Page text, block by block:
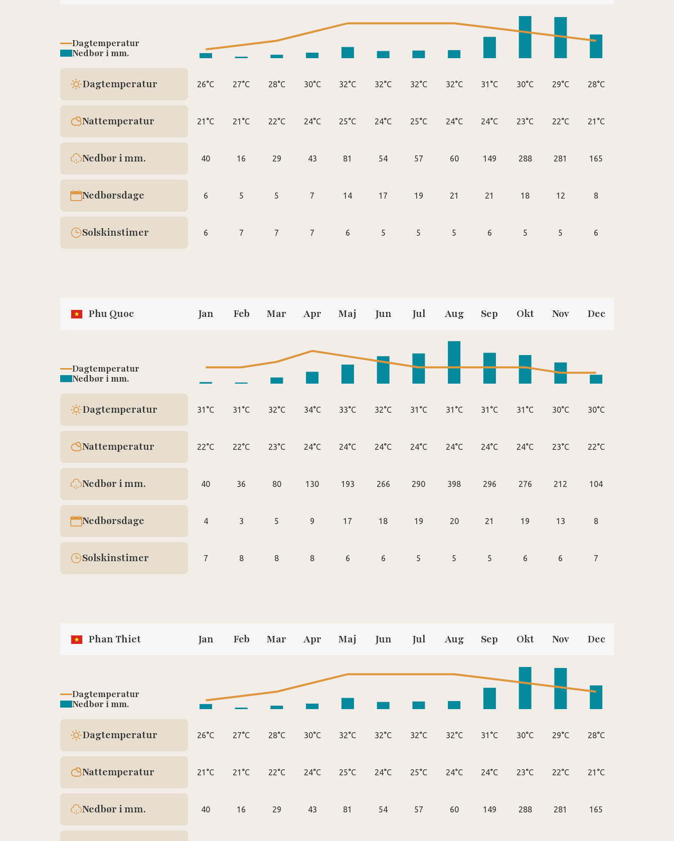
Dagtemperatur
Nedbør i mm.
Dagtemperatur 26°C 27°C 28°C 30°C 32°C 32°C 32°C 32°C 31°C 30°C 29°C 28°C
Nattemperatur 21°C 21°C 22°C 24°C 25°C 24°C 25°C 24°C 24°C 23°C 22°C 21°C
Nedbør i mm. 40 16 29 43 81 54 57 60 149 288 281 165
Nedbørsdage 6 5 5 7 14 17 19 21 21 18 12 8
Solskinstimer 6 7 7 7 6 5 5 5 6 5 5 6
Phu Quoc Jan Feb Mar Apr Maj Jun Jul Aug Sep Okt Nov Dec
Dagtemperatur
Nedbør i mm.
Dagtemperatur 31°C 31°C 32°C 34°C 33°C 32°C 31°C 31°C 31°C 31°C 30°C 30°C
Nattemperatur 22°C 22°C 23°C 24°C 24°C 24°C 24°C 24°C 24°C 24°C 23°C 22°C
Nedbør i mm. 40 36 80 130 193 266 290 398 296 276 212 104
Nedbørsdage 4 3 5 9 17 18 19 20 21 19 13 8
Solskinstimer 7 8 8 8 6 6 5 5 5 6 6 7
Phan Thiet Jan Feb Mar Apr Maj Jun Jul Aug Sep Okt Nov Dec
Dagtemperatur
Nedbør i mm.
Dagtemperatur 26°C 27°C 28°C 30°C 32°C 32°C 32°C 32°C 31°C 30°C 29°C 28°C
Nattemperatur 21°C 21°C 22°C 24°C 25°C 24°C 25°C 24°C 24°C 23°C 22°C 21°C
Nedbør i mm. 40 16 29 43 81 54 57 60 149 288 281 165